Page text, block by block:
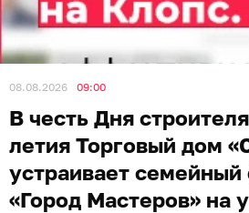
08.08.2026 09:00
В честь Дня
летия Торговый дом
устраивает семейный
«Город Мастеров» на